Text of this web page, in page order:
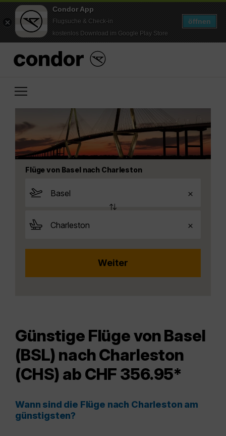
Condor App
Flugsuche & Check-in
kostenlos Download im Google Play Store
öffnen
Flüge von Basel nach Charleston
Günstige Flüge von Basel
(BSL) nach Charleston
(CHS) ab CHF 356.95*
Wann sind die Flüge nach Charleston am
günstigsten?